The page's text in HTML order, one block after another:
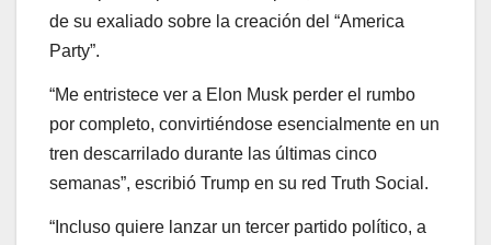
de su exaliado sobre la creación del “America
Party”.
“Me entristece ver a Elon Musk perder el rumbo
por completo, convirtiéndose esencialmente en un
tren descarrilado durante las últimas cinco
semanas”, escribió Trump en su red Truth Social.
“Incluso quiere lanzar un tercer partido político, a